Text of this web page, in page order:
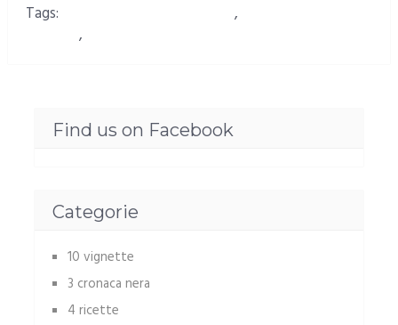
Tags: ,
,
Find us on Facebook
Categorie
10 vignette
3 cronaca nera
4 ricette